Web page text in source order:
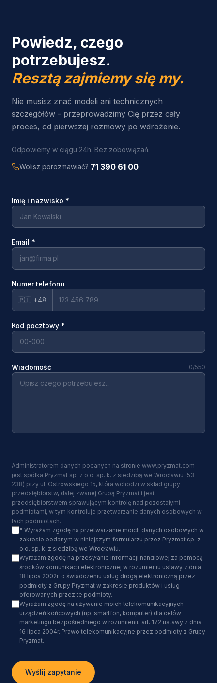
Powiedz, czego
potrzebujesz.
Resztą zajmiemy się my.
Nie musisz znać modeli ani technicznych
szczegółów - przeprowadzimy Cię przez cały
proces, od pierwszej rozmowy po wdrożenie.
Odpowiemy w ciągu 24h. Bez zobowiązań.
Wolisz porozmawiać? 71 390 61 00
Imię i nazwisko *
Email *
Numer telefonu
🇵🇱 +48
Kod pocztowy *
Wiadomość 0/550
Administratorem danych podanych na stronie www.pryzmat.com
jest spółka Pryzmat sp. z o.o. sp. k. z siedzibą we Wrocławiu (53-
238) przy ul. Ostrowskiego 15, która wchodzi w skład grupy
przedsiębiorstw, dalej zwanej Grupą Pryzmat i jest
przedsiębiorstwem sprawującym kontrolę nad pozostałymi
podmiotami, w tym kontroluje przetwarzanie danych osobowych w
tych podmiotach.
* Wyrażam zgodę na przetwarzanie moich danych osobowych w
zakresie podanym w niniejszym formularzu przez Pryzmat sp. z
o.o. sp. k. z siedzibą we Wrocławiu.
Wyrażam zgodę na przesyłanie informacji handlowej za pomocą
środków komunikacji elektronicznej w rozumieniu ustawy z dnia
18 lipca 2002r. o świadczeniu usług drogą elektroniczną przez
podmioty z Grupy Pryzmat w zakresie produktów i usług
oferowanych przez te podmioty.
Wyrażam zgodę na używanie moich telekomunikacyjnych
urządzeń końcowych (np. smartfon, komputer) dla celów
marketingu bezpośredniego w rozumieniu art. 172 ustawy z dnia
16 lipca 2004r. Prawo telekomunikacyjne przez podmioty z Grupy
Pryzmat.
Wyślij zapytanie